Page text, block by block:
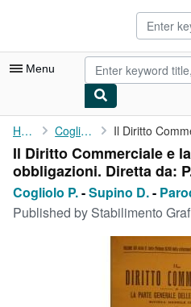
Menu
My Account
My Purchases
Advanced Search
Browse Collections
Home Cogliolo P.
Il Diritto Commerciale e
obbligazioni. Diretta da:
Cogliolo P.-Supino D.-
Published by Stabilimento